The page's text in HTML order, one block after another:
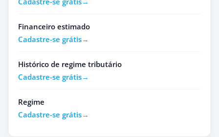
Financeiro estimado
Cadastre-se grátis
Histórico de regime tributário
Cadastre-se grátis
Regime
Cadastre-se grátis